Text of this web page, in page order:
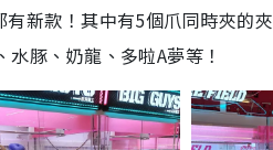
新款！其中有5個爪同時夾的
豚、奶龍、多啦A夢等！